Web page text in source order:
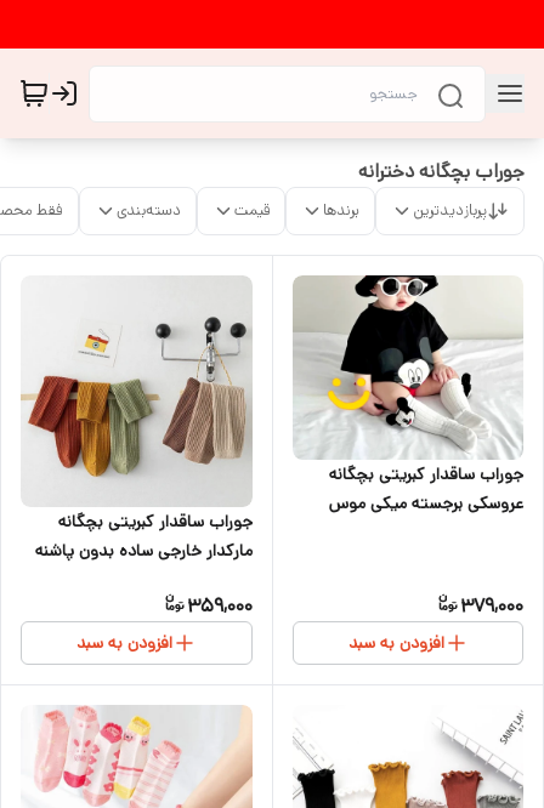
جوراب بچگانه دخترانه
پربازدیدترین برندها قیمت دسته‌بندی فقط
جوراب ساقدار کبریتی بچگانه
عروسکی برجسته میکی موس
379,000
افزودن به سبد
جوراب ساقدار کبریتی بچگانه
مارکدار خارجی ساده بدون پاشنه
359,000
افزودن به سبد